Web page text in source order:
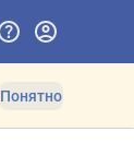
Понятно